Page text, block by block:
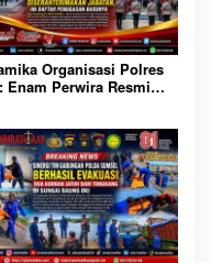
Organisasi Polres
Enam Perwira Resmi